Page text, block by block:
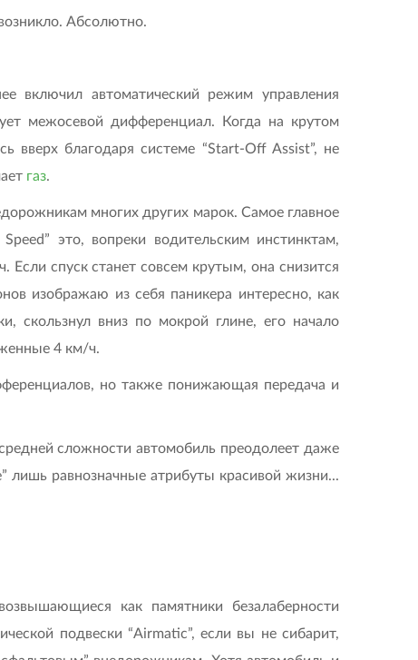
Абсолютно.
включил автоматический режим управления
межосевой дифференциал. Когда на крутом
вверх благодаря системе “Start-Off Assist”, не
газ.
многих других марок. Самое главное
это, вопреки водительским инстинктам,
спуск станет совсем крутым, она снизится
изображаю из себя паникера интересно, как
скользнул вниз по мокрой глине, его начало
4 км/ч.
но также понижающая передача и
сложности автомобиль преодолеет даже
лишь равнозначные атрибуты красивой жизни...
как памятники безалаберности
подвески “Airmatic”, если вы не сибарит,